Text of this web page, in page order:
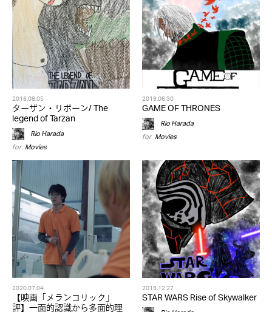
2016.08.05
ターザン・リボーン/ The
legend of Tarzan
Rio Harada
for Movies
2019.06.30
GAME OF THRONES
Rio Harada
for Movies
2020.07.04
【映画「メランコリック」
2019.12.27
STAR WARS Rise of Skywalker